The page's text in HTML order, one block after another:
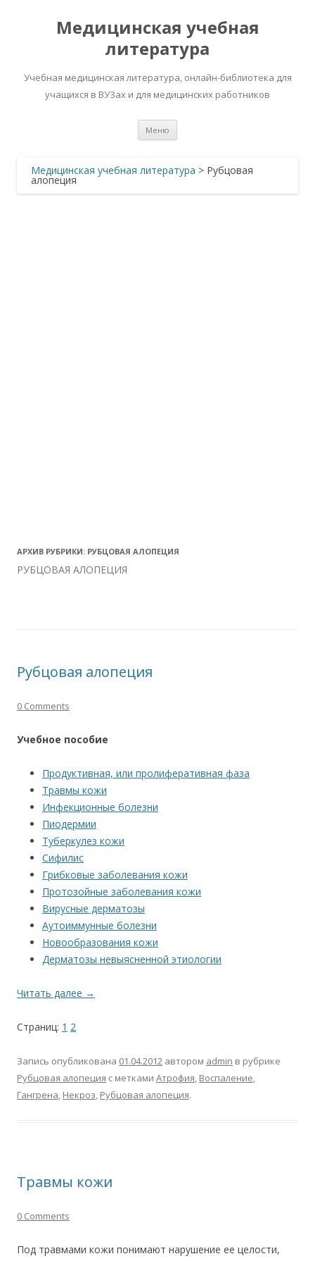
Медицинская учебная
литература
Учебная медицинская литература, онлайн-библиотека для
учащихся в ВУЗах и для медицинских работников
Меню
Медицинская учебная литература > Рубцовая
алопеция
АРХИВ РУБРИКИ: РУБЦОВАЯ АЛОПЕЦИЯ
РУБЦОВАЯ АЛОПЕЦИЯ
Рубцовая алопеция
0 Comments
Учебное пособие
Продуктивная, или пролиферативная фаза
Травмы кожи
Инфекционные болезни
Пиодермии
Туберкулез кожи
Сифилис
Грибковые заболевания кожи
Протозойные заболевания кожи
Вирусные дерматозы
Аутоиммунные болезни
Новообразования кожи
Дерматозы невыясненной этиологии
Читать далее →
Страниц: 1 2
Запись опубликована 01.04.2012 автором admin в рубрике
Рубцовая алопеция с метками Атрофия, Воспаление,
Гангрена, Некроз, Рубцовая алопеция.
Травмы кожи
0 Comments
Под травмами кожи понимают нарушение ее целости,